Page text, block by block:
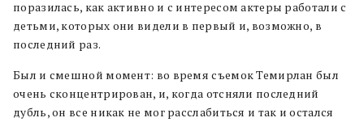
поразилась, как активно и с интересом актеры работали с
детьми, которых они видели в первый и, возможно, в
последний раз.
Был и смешной момент: во время съемок Темирлан был
очень сконцентрирован, и, когда отсняли последний
дубль, он все никак не мог расслабиться и так и остался